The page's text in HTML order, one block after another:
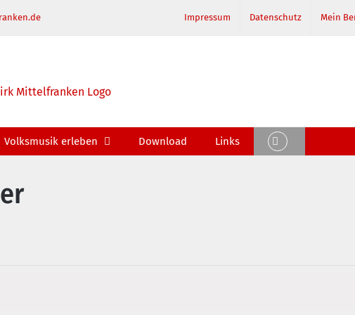
Impressum Datenschutz Mein
Volksmusik erleben Download Links